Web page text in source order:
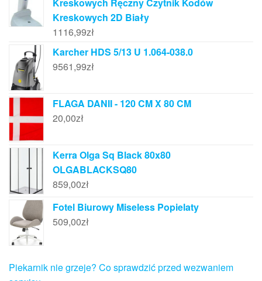
Kreskowych 2D Biały
1116,99zł
Karcher HDS 5/13 U 1.064-038.0
9561,99zł
FLAGA DANII - 120 CM X 80 CM
20,00zł
Kerra Olga Sq Black 80x80
OLGABLACKSQ80
859,00zł
Fotel Biurowy Miseless Popielaty
509,00zł
Piekarnik nie grzeje? Co sprawdzić przed wezwaniem